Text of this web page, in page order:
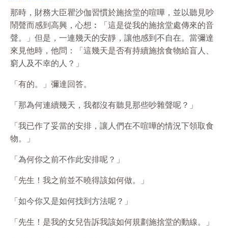
那時，財務大臣瞿沙伽習慣於施捨堂的喧嘩，並以聽見吵
鬧聲而感到高興，心想︰「這是從我的施捨堂處傳來的音
聲。」但是，一連幾天的安靜，讓他感到不自在。當彌達
來見他時，他問：「這幾天是否有持續施捨食物給盲人、
窮人及不幸的人？」
「有的。」彌達回答。
「那為何連續幾天，我都沒有聽見那些吵雜聲呢？」
「我已作了妥當的安排，讓人們在不喧嘩的情況下領取食
物。」
「為何你之前不作此安排呢？」
「先生！我之前並不曉得該如何做。」
「如今你又是如何找到方法呢？」
「先生！是我的女兒告訴我該如何規劃施捨堂的動線。」